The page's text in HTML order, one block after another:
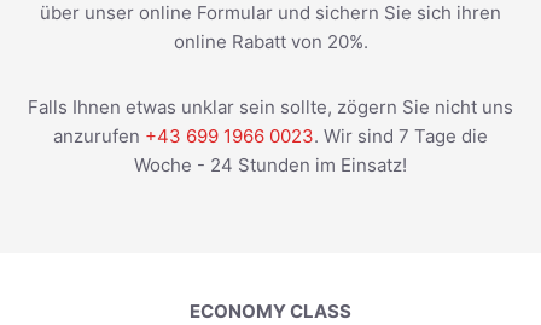
über unser online Formular und sichern Sie sich ihren
online Rabatt von 20%.
Falls Ihnen etwas unklar sein sollte, zögern Sie nicht uns
anzurufen +43 699 1966 0023. Wir sind 7 Tage die
Woche - 24 Stunden im Einsatz!
ECONOMY CLASS